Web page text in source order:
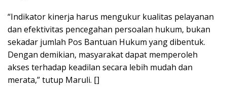
“Indikator kinerja harus mengukur kualitas pelayanan
dan efektivitas pencegahan persoalan hukum, bukan
sekadar jumlah Pos Bantuan Hukum yang dibentuk.
Dengan demikian, masyarakat dapat memperoleh
akses terhadap keadilan secara lebih mudah dan
merata,” tutup Maruli. []